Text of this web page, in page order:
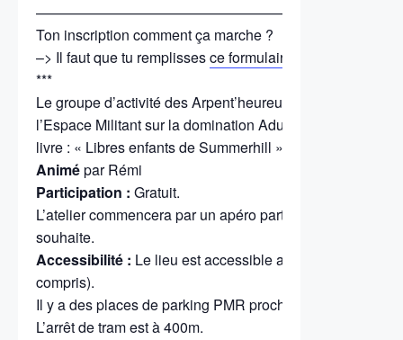
Ton inscription comment ça marche ?
–> Il faut que tu remplissesce formulaire d’inscription
***
Le groupe d’activité des Arpent’heureuses (CEMEA et le
l’Espace Militant sur la domination Adulte vous
livre : « Libres enfants de Summerhill » de Alexander S.
Animépar Rémi
Participation : Gratuit.
L’atelier commencera par un apéro partagé pour celles
souhaite.
Accessibilité : Le lieu est accessible aux personnes
compris).
Il y a des places de parking PMR proche du lieu
L’arrêt de tram est à 400m.